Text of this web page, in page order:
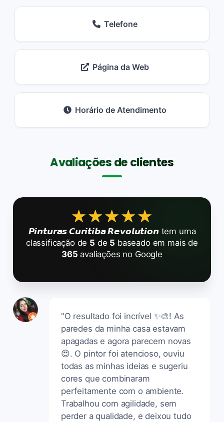
Telefone
Página da Web
Horário de Atendimento
Avaliações de clientes
★★★★★
★★★★★
𝙋𝙞𝙣𝙩𝙪𝙧𝙖𝙨 𝘾𝙪𝙧𝙞𝙩𝙞𝙗𝙖 𝙍𝙚𝙫𝙤𝙡𝙪𝙩𝙞𝙤𝙣 tem uma
classificação de 5 de 5 baseado em mais de
365 avaliações no Google
"O resultado foi incrível ✨🎨! As
paredes da minha casa estavam
apagadas e agora parecem novas
😍. O pintor foi atencioso, ouviu
todas as minhas ideias e sugeriu
cores que combinaram
perfeitamente com o ambiente.
Trabalhou com agilidade, sem
perder a qualidade, e deixou tudo